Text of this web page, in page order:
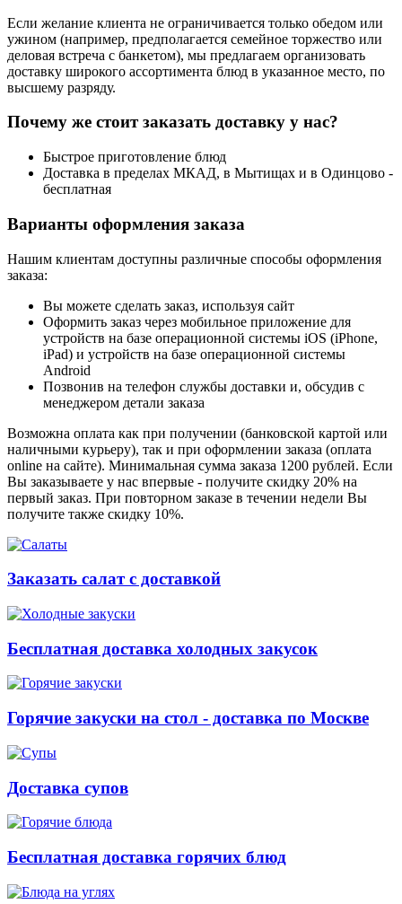
Если желание клиента не ограничивается только обедом или
ужином (например, предполагается семейное торжество или
деловая встреча с банкетом), мы предлагаем организовать
доставку широкого ассортимента блюд в указанное место, по
высшему разряду.
Почему же стоит заказать доставку у нас?
Быстрое приготовление блюд
Доставка в пределах МКАД, в Мытищах и в Одинцово -
бесплатная
Варианты оформления заказа
Нашим клиентам доступны различные способы оформления
заказа:
Вы можете сделать заказ, используя сайт
Оформить заказ через мобильное приложение для
устройств на базе операционной системы iOS (iPhone,
iPad) и устройств на базе операционной системы
Android
Позвонив на телефон службы доставки и, обсудив с
менеджером детали заказа
Возможна оплата как при получении (банковской картой или
наличными курьеру), так и при оформлении заказа (оплата
online на сайте). Минимальная сумма заказа 1200 рублей. Если
Вы заказываете у нас впервые - получите скидку 20% на
первый заказ. При повторном заказе в течении недели Вы
получите также скидку 10%.
Заказать салат с доставкой
Бесплатная доставка холодных закусок
Горячие закуски на стол - доставка по Москве
Доставка супов
Бесплатная доставка горячих блюд